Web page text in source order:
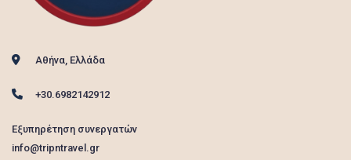
Αθήνα, Ελλάδα
+30.6982142912
Εξυπηρέτηση συνεργατών
info@tripntravel.gr